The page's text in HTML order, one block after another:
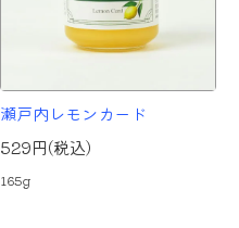
瀬戸内レモンカード
529円(税込)
165g